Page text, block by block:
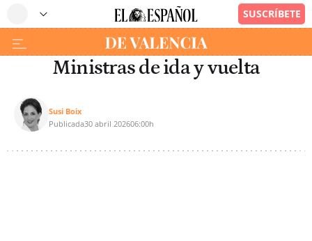
Ministras de ida y vuelta
Susi Boix
Publicada30 abril 202606:00h